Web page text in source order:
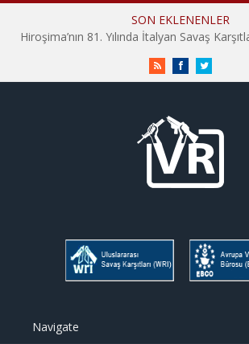
SON EKLENENLER
RSS FacebookTwitter
Navigate